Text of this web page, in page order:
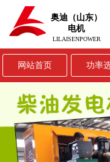
奥迪（山东）
电机
LILAISENPOWER
网站首页 功率